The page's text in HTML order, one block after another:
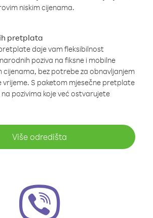
niskim cijenama.
pretplata
daje vam fleksibilnost
poziva na fiksne i mobilne
cijenama, bez potrebe za obnavljanjem
vrijeme. S paketom mjesečne pretplate
pozivima koje već ostvarujete
Više odredišta